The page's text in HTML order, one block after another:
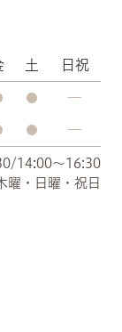
土 日祝
14:00～16:30
曜・日曜・祝日